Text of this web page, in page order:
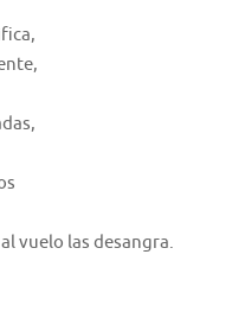
vuelo las desangra.